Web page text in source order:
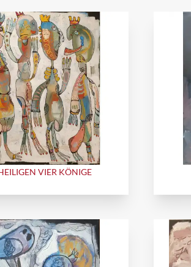
VIER KÖNIGE